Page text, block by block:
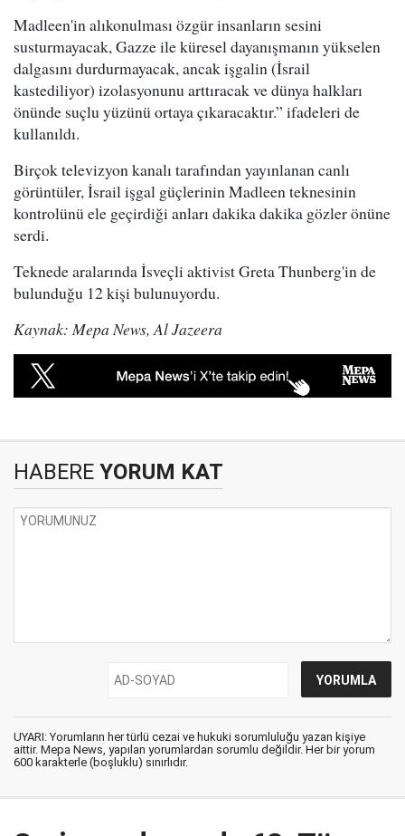
Madleen'in alıkonulması özgür insanların sesini
susturmayacak, Gazze ile küresel dayanışmanın yükselen
dalgasını durdurmayacak, ancak işgalin (İsrail
kastediliyor) izolasyonunu arttıracak ve dünya halkları
önünde suçlu yüzünü ortaya çıkaracaktır.” ifadeleri de
kullanıldı.
Birçok televizyon kanalı tarafından yayınlanan canlı
görüntüler, İsrail işgal güçlerinin Madleen teknesinin
kontrolünü ele geçirdiği anları dakika dakika gözler önüne
serdi.
Teknede aralarında İsveçli aktivist Greta Thunberg'in de
bulunduğu 12 kişi bulunuyordu.
Kaynak: Mepa News, Al Jazeera
HABERE YORUM KAT
UYARI: Yorumların her türlü cezai ve hukuki sorumluluğu yazan kişiye
aittir. Mepa News, yapılan yorumlardan sorumlu değildir. Her bir yorum
600 karakterle (boşluklu) sınırlıdır.